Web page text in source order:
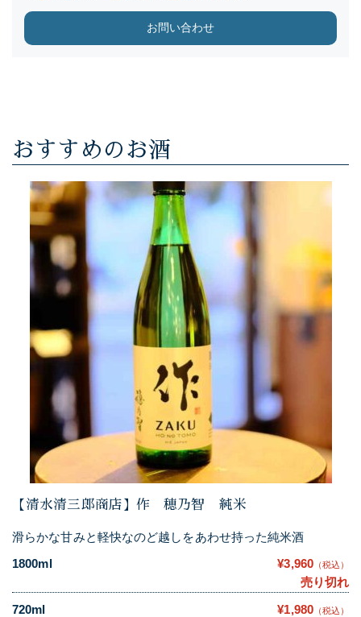
お問い合わせ
おすすめのお酒
【清水清三郎商店】作 穂乃智 純米
滑らかな甘みと軽快なのど越しをあわせ持った純米酒
1800ml
¥3,960 （税込）
売り切れ
720ml
¥1,980 （税込）